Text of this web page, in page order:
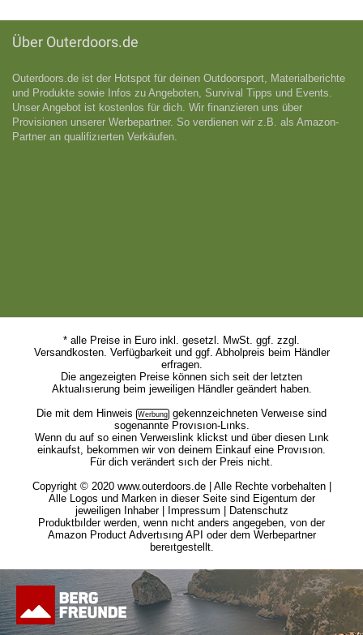
Über Outerdoors.de
Outerdoors.de ist der Hotspot für deinen Outdoorsport, Materialberichte
und Produkte sowie Infos zu Angeboten, Survival Tipps und Events.
Unser Angebot ist kostenlos für dich. Wir finanzieren uns über
Provisionen unserer Werbepartner. So verdienen wir z.B. als Amazon-
Partner an qualifizıerten Verkäufen.
* alle Preise in Euro inkl. gesetzl. MwSt. ggf. zzgl.
Versandkosten. Verfügbarkeit und ggf. Abholpreis beim Händler
erfragen.
Die angezeigten Preise können sich seit der letzten
Aktualısıerung beim jeweiligen Händler geändert haben.
Die mit dem Hinweis
gekennzeichneten Verweıse sind
sogenannte Provısıon-Lınks.
Wenn du auf so einen Verweıslink klickst und über diesen Lınk
einkaufst, bekommen wir von deinem Einkauf eine Provısıon.
Für dich verändert sıch der Preis nicht.
Copyright © 2020 www.outerdoors.de | Alle Rechte vorbehalten |
Alle Logos und Marken in dieser Seite sind Eigentum der
jeweiligen Inhaber |
Impressum
Datenschutz
Produktbılder werden, wenn nıcht anders angegeben, von der
Amazon Product Advertısıng API oder dem Werbepartner
bereıtgestellt.